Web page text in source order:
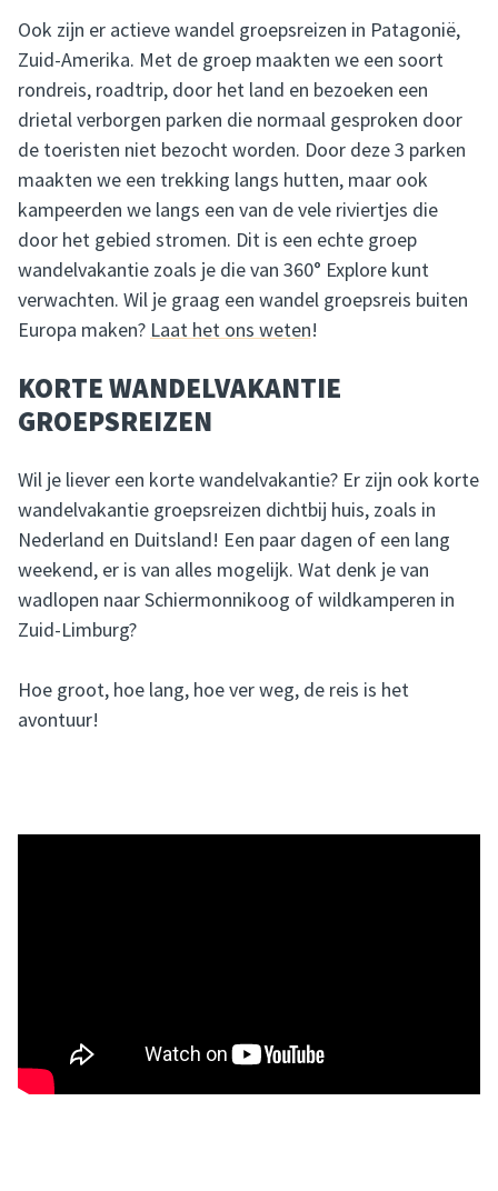
Ook zijn er actieve wandel groepsreizen in Patagonië,
Zuid-Amerika. Met de groep maakten we een soort
rondreis, roadtrip, door het land en bezoeken een
drietal verborgen parken die normaal gesproken door
de toeristen niet bezocht worden. Door deze 3 parken
maakten we een trekking langs hutten, maar ook
kampeerden we langs een van de vele riviertjes die
door het gebied stromen. Dit is een echte groep
wandelvakantie zoals je die van 360° Explore kunt
verwachten. Wil je graag een wandel groepsreis buiten
Europa maken? Laat het ons weten!
KORTE WANDELVAKANTIE
GROEPSREIZEN
Wil je liever een korte wandelvakantie? Er zijn ook korte
wandelvakantie groepsreizen dichtbij huis, zoals in
Nederland en Duitsland! Een paar dagen of een lang
weekend, er is van alles mogelijk. Wat denk je van
wadlopen naar Schiermonnikoog of wildkamperen in
Zuid-Limburg?
Hoe groot, hoe lang, hoe ver weg, de reis is het
avontuur!